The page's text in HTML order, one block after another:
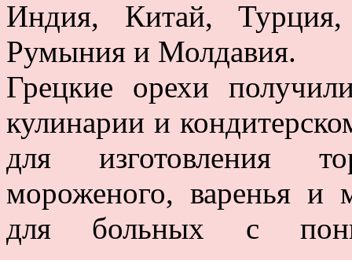
Индия, Китай,
Румыния и Молдавия.
Грецкие орехи
кулинарии и
для изготовления
мороженого, варенья и
для больных с